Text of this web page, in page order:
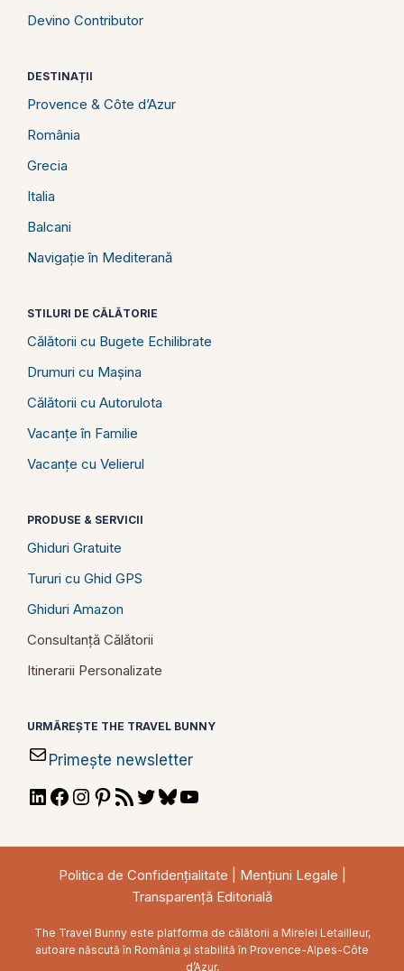
Devino Contributor
DESTINAȚII
Provence & Côte d’Azur
România
Grecia
Italia
Balcani
Navigație în Mediterană
STILURI DE CĂLĂTORIE
Călătorii cu Bugete Echilibrate
Drumuri cu Mașina
Călătorii cu Autorulota
Vacanțe în Familie
Vacanțe cu Velierul
PRODUSE & SERVICII
Ghiduri Gratuite
Tururi cu Ghid GPS
Ghiduri Amazon
Consultanță Călătorii
Itinerarii Personalizate
URMĂREȘTE THE TRAVEL BUNNY
Primește newsletter
LinkedIn
Facebook
Instagram
Pinterest
RSSTwitterBluesky
Politica de Confidențialitate Mențiuni Legale
Transparență Editorială
The Travel Bunny este platforma de călătorii a Mirelei Letailleur,
autoare născută în România și stabilită în Provence-Alpes-Côte
d’Azur,